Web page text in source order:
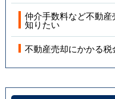
仲介手数料など不動
知りたい
不動産売却にかかる